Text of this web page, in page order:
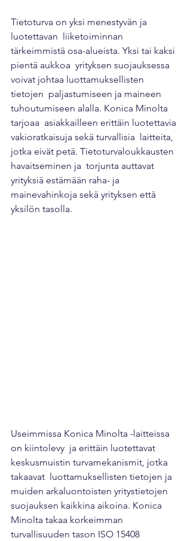
Tietoturva on yksi menestyvän ja
luotettavan  liiketoiminnan
tärkeimmistä osa-alueista. Yksi tai kaksi
pientä aukkoa  yrityksen suojauksessa
voivat johtaa luottamuksellisten
tietojen  paljastumiseen ja maineen
tuhoutumiseen alalla. Konica Minolta
tarjoaa  asiakkailleen erittäin luotettavia
vakioratkaisuja sekä turvallisia  laitteita,
jotka eivät petä. Tietoturvaloukkausten
havaitseminen ja  torjunta auttavat
yrityksiä estämään raha- ja
mainevahinkoja sekä yrityksen että
yksilön tasolla.
Useimmissa Konica Minolta -laitteissa
on kiintolevy  ja erittäin luotettavat
keskusmuistin turvamekanismit, jotka
takaavat  luottamuksellisten tietojen ja
muiden arkaluontoisten yritystietojen
suojauksen kaikkina aikoina. Konica
Minolta takaa korkeimman
turvallisuuden tason ISO 15408